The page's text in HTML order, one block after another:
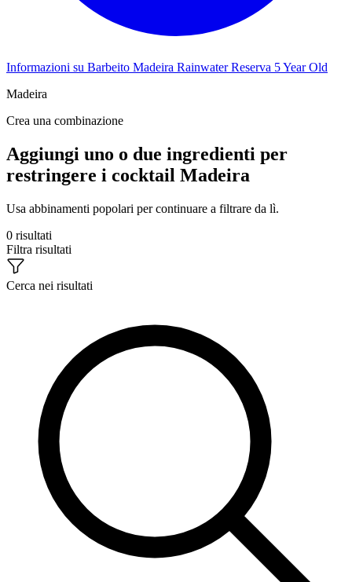
Informazioni su Barbeito Madeira Rainwater Reserva 5 Year Old
Madeira
Crea una combinazione
Aggiungi uno o due ingredienti per
restringere i cocktail Madeira
Usa abbinamenti popolari per continuare a filtrare da lì.
0 risultati
Filtra risultati
Cerca nei risultati